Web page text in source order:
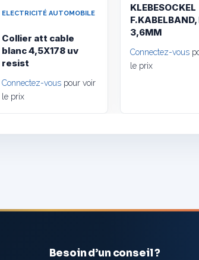
ELECTRICITÉ AUTOMOBILE
Collier att cable
blanc 4,5X178 uv
resist
Connectez-vous pour voir
le prix
KLEBESOCKEL
F.KABELBAND,
3,6MM
Connectez-vous
le prix
Besoin d’un conseil ?